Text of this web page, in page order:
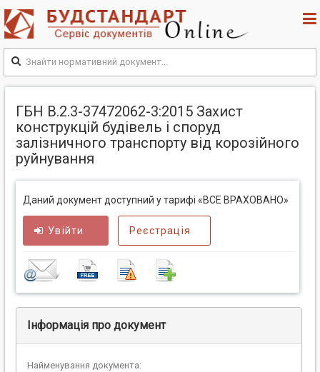
ГБН В.2.3-37472062-3:2015 Захист
конструкцій будівель і споруд
залізничного транспорту від корозійного
руйнування
Даний документ доступний у тарифі «ВСЕ ВРАХОВАНО»
Увійти Реєстрація
Інформація про документ
Найменування документа: